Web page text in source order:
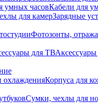
умных часовКабели для
для камерЗарядные
Фотозонты,
для ТВАксессуары
охлажденияКорпуса для
Сумки, чехлы для